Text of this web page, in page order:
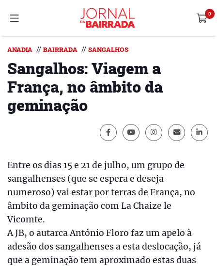
ANADIA // BAIRRADA // SANGALHOS
Sangalhos: Viagem a
França, no âmbito da
geminação
Entre os dias 15 e 21 de julho, um grupo de
sangalhenses (que se espera e deseja
numeroso) vai estar por terras de França, no
âmbito da geminação com La Chaize le
Vicomte.
A JB, o autarca António Floro faz um apelo à
adesão dos sangalhenses a esta deslocação, já
que a geminação tem aproximado estas duas